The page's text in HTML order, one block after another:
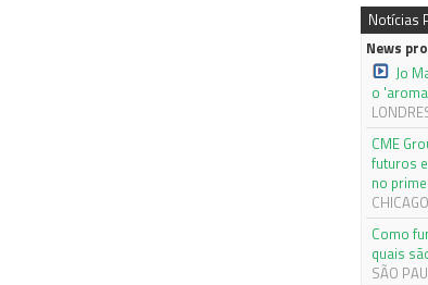
Notícias
News
Jo
o
CME
futuros
no
Como
quais
SÃO